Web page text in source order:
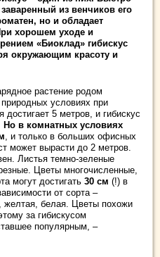
из венчиков его
но и обладает
хорошем уходе и
«Биоклад» гибискус
окружающим красоту и
растение родом
условиях при
5 метров, и гибискус
Но в комнатных условиях
, и только в больших офисных
может вырасти до 2 метров.
Листья темно-зеленые
Цветы многочисленные,
могут достигать 30 см (!) в
от сорта –
желтая, белая. Цветы похожи
за гибискусом
популярным, –